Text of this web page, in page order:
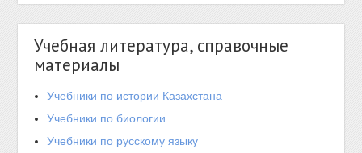
Учебная литература, справочные
материалы
Учебники по истории Казахстана
Учебники по биологии
Учебники по русскому языку